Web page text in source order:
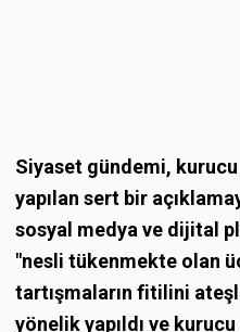
Siyaset gündemi,
yapılan sert bir
sosyal medya ve dijital
"nesli tükenmekte olan
tartışmaların fitilini
yönelik yapıldı ve